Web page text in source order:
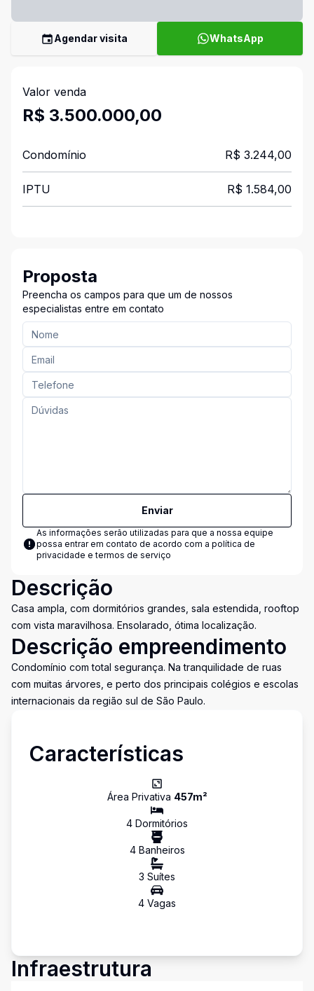
Agendar visita WhatsApp
Valor venda
R$ 3.500.000,00
Condomínio R$ 3.244,00
IPTU R$ 1.584,00
Proposta
Preencha os campos para que um de nossos
especialistas entre em contato
Enviar
As informações serão utilizadas para que a nossa equipe
possa entrar em contato de acordo com a política de
privacidade e termos de serviço
Descrição
Casa ampla, com dormitórios grandes, sala estendida, rooftop
com vista maravilhosa. Ensolarado, ótima localização.
Descrição empreendimento
Condomínio com total segurança. Na tranquilidade de ruas
com muitas árvores, e perto dos principais colégios e escolas
internacionais da região sul de São Paulo.
Características
Área Privativa 457m²
4 Dormitórios
4Banheiros
3 Suítes
4 Vagas
Infraestrutura